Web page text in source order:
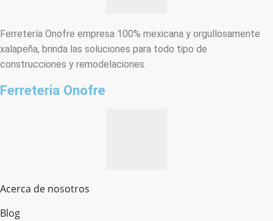
Ferretería Onofre empresa 100% mexicana y orgullosamente
xalapeña, brinda las soluciones para todo tipo de
construcciones y remodelaciones.
Ferreteria Onofre
Acerca de nosotros
Blog